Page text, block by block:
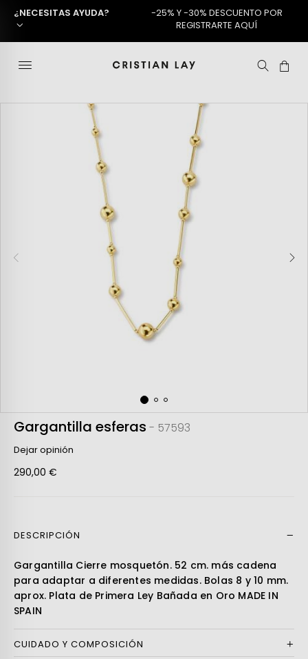
¿NECESITAS AYUDA?
-25% Y -30% DESCUENTO POR
REGISTRARTE AQUÍ
Gargantilla esferas - 57593
Dejar opinión
290,00 €
DESCRIPCIÓN
Gargantilla Cierre mosquetón. 52 cm. más cadena
para adaptar a diferentes medidas. Bolas 8 y 10 mm.
aprox. Plata de Primera Ley Bañada en Oro MADE IN
SPAIN
CUIDADO Y COMPOSICIÓN